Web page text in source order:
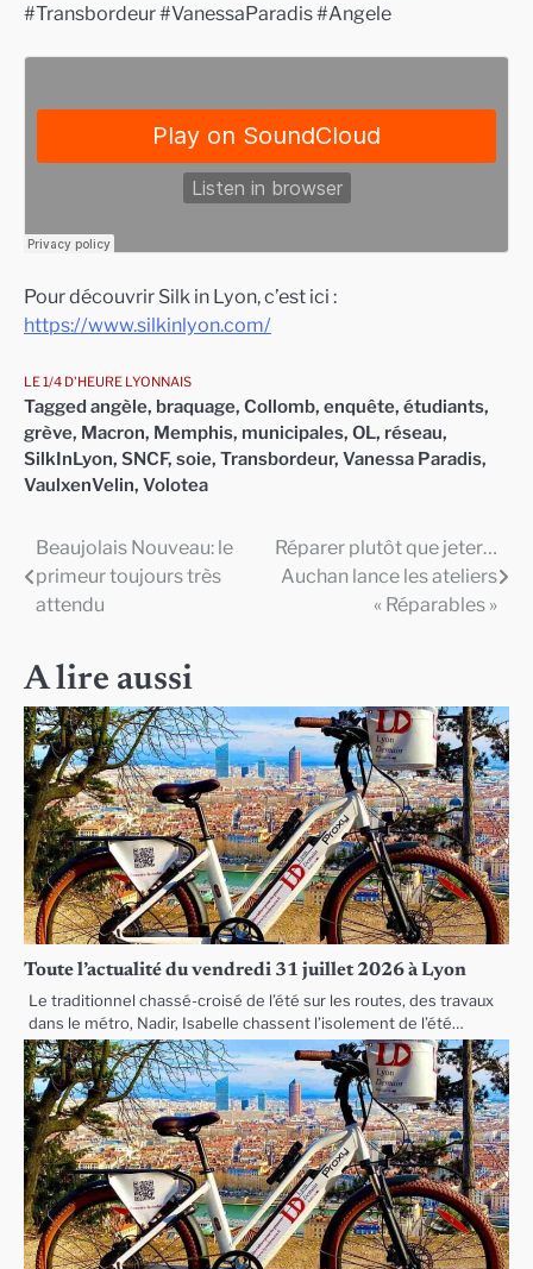
#Transbordeur #VanessaParadis #Angele
Pour découvrir Silk in Lyon, c’est ici :
https://www.silkinlyon.com/
LE 1/4 D'HEURE LYONNAIS
Tagged angèle, braquage, Collomb, enquête, étudiants,
grève, Macron, Memphis, municipales, OL, réseau,
SilkInLyon, SNCF, soie, Transbordeur, Vanessa Paradis,
VaulxenVelin, Volotea
Navigation
de
Beaujolais Nouveau: le
primeur toujours très
attendu
Réparer plutôt que jeter…
Auchan lance les ateliers
« Réparables »
A lire aussi
Toute l’actualité du vendredi 31 juillet 2026 à Lyon
Le traditionnel chassé-croisé de l’été sur les routes, des travaux
dans le métro, Nadir, Isabelle chassent l’isolement de l’été…